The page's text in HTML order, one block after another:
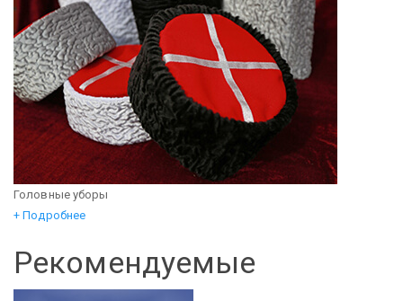
Головные уборы
+ Подробнее
Рекомендуемые